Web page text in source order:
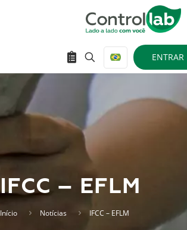
ENTRAR
IFCC – EFLM
Início Notícias IFCC – EFLM